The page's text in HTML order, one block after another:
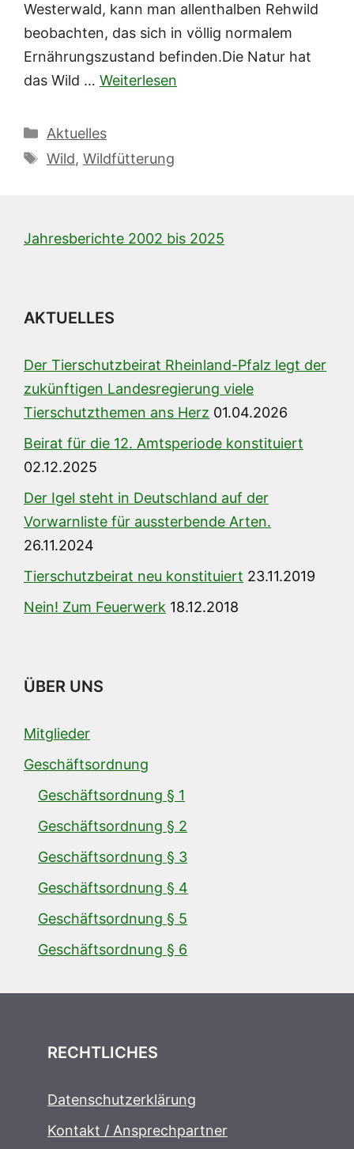
Westerwald, kann man allenthalben Rehwild
beobachten, das sich in völlig normalem
Ernährungszustand befinden.Die Natur hat
das Wild … Weiterlesen
Kategorien
Aktuelles
Schlagwörter
Wild, Wildfütterung
Jahresberichte 2002 bis 2025
AKTUELLES
Der Tierschutzbeirat Rheinland-Pfalz legt der
zukünftigen Landesregierung viele
Tierschutzthemen ans Herz 01.04.2026
Beirat für die 12. Amtsperiode konstituiert
02.12.2025
Der Igel steht in Deutschland auf der
Vorwarnliste für aussterbende Arten.
26.11.2024
Tierschutzbeirat neu konstituiert 23.11.2019
Nein! Zum Feuerwerk 18.12.2018
ÜBER UNS
Mitglieder
Geschäftsordnung
Geschäftsordnung § 1
Geschäftsordnung § 2
Geschäftsordnung § 3
Geschäftsordnung § 4
Geschäftsordnung § 5
Geschäftsordnung § 6
RECHTLICHES
Datenschutzerklärung
Kontakt / Ansprechpartner